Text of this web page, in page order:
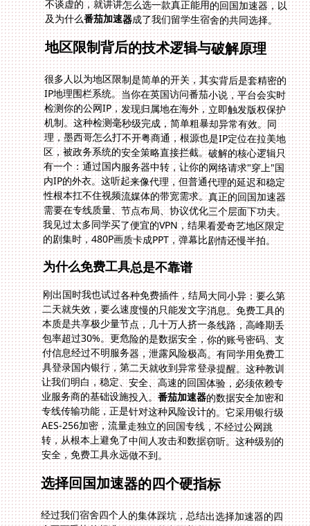
及为什么番茄加速器成了我们留学生宿舍的共同选择。
地区限制背后的技术逻辑与破解原理
很多人以为地区限制是简单的开关，其实背后是套精密的
IP地理围栏系统。当你在英国访问番茄小说，平台会实时
检测你的公网IP，发现归属地在海外，立即触发版权保护
机制。这种检测毫秒级完成，简单粗暴却异常有效。同
理，墨西哥怎么打不开粤商通，根源也是IP定位在拉美地
区，被政务系统的安全策略直接拦截。破解的核心逻辑只
有一个：通过国内服务器中转，让你的网络请求"穿上"国
内IP的外衣。这听起来像代理，但普通代理的延迟和稳定
性根本扛不住视频流媒体的带宽需求。真正的回国加速器
需要在专线质量、节点布局、协议优化三个层面下功夫。
我见过太多同学买了便宜的VPN，结果看爱奇艺地区限定
的剧集时，480P画质卡成PPT，弹幕比剧情还慢半拍。
为什么免费工具总是不靠谱
刚出国时我也试过各种免费插件，结局大同小异：要么第
二天就失效，要么速度慢的只能发文字消息。免费工具的
本质是共享极少量节点，几十万人挤一条线路，高峰期丢
包率超过30%。更危险的是数据安全，你的账号密码、支
付信息经过不明服务器，泄露风险极高。有同学用免费工
具登录国内银行，第二天就收到异常登录提醒。这种教训
让我们明白，稳定、安全、高速的回国体验，必须依赖专
业服务商的基础设施投入。番茄加速器的数据安全加密和
专线传输功能，正是针对这种风险设计的。它采用银行级
AES-256加密，流量走独立的回国专线，不经过公网跳
转，从根本上避免了中间人攻击和数据窃听。这种级别的
安全，免费工具永远做不到。
选择回国加速器的四个硬指标
经过我们宿舍四个人的集体踩坑，总结出选择加速器的四
个不可妥协的标准。第一，节点覆盖必须广且精。不是越